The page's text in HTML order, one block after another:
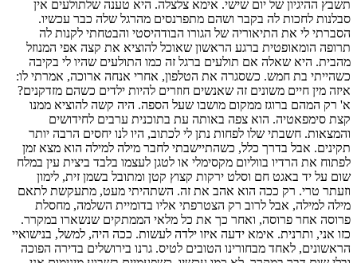
תשבץ ההיגיון של יום שישי. אימא צלצלה. היא טענה שלתולעים אין
סבלנות לחכות לה בקבר ושהם מתפרנסים מהרגל שלה כבר עכשיו.
הסברתי לי את התיאוריה של הגורו הבודהיסטי והבטחתי לקנות לה
תרופה הומאופטית ברגע הראשון שאוכל להוציא את קצה אפי המנוזל
מהבית. היא שאלה אם תולעים ברגל זה כמו התולעים שהיו לי בקיבה
כשהייתי בת חמש. כשסגרה את הטלפון, אחרי אנחה ארוכה, אמרתי לו:
איזה מין חיים משונים זה שאנשים חוזרים להיות ילדים כשהם מזדקנים?
א' רק המהם ברוגז ממקום מושבו שעל הספה. היה קשה להוציא ממנו
קצת סימפאטיה. הוא צפה באותה עת בתוכנית ערבים לחידושים
והמצאות. חשבתי שלו לפחות נתן לי לכתוב, היו לנו יחסים הרבה יותר
תקינים. אבל בדרך כלל, כשהתיישבתי לחבר מילה למילה הוא מצא זמן
לפתוח את הרדיו בווליום מקסימלי או לטגן לעצמו בלבד ביצית עין במלח
שום על יד באגט חם וסלט ירקות קצוץ קטן ומתובל בשמן זית, לימון
וזעתר טרי. רק ככה הוא אהב את זה. השתהיתי מעט, מתעקשת לתאם
מילה למילה, אבל לרוב רק הצטרפתי אליו בדומיית השלמה, מחסלת
פרוסה אחר פרוסה, ואחר כך את כל מלאי הממתקים שנשארו במקרר.
כזו אני, ותרנית. אימא ידעה איזו ילדה לעשות. ככה היה, למשל, בנישואיי
הראשונים, לאחד מבחורינו הטובים לטיס. גרנו בירושלים בדירה הפוכה